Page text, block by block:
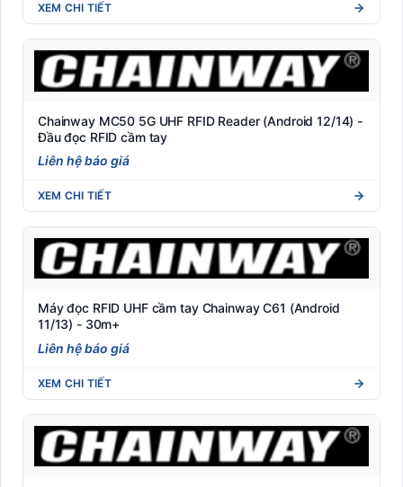
XEM CHI TIẾT
Chainway MC50 5G UHF RFID Reader (Android 12/14) -
Đầu đọc RFID cầm tay
Liên hệ báo giá
XEM CHI TIẾT
Máy đọc RFID UHF cầm tay Chainway C61 (Android
11/13) - 30m+
Liên hệ báo giá
XEM CHI TIẾT